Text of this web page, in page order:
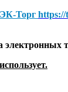
Торг
электронных